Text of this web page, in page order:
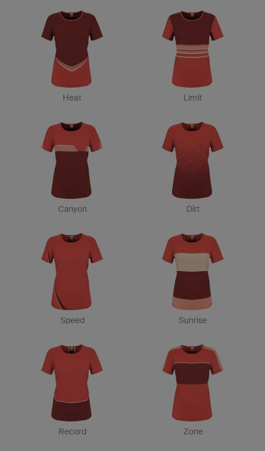
Heat Limit
Canyon Dirt
Speed Sunrise
Record Zone